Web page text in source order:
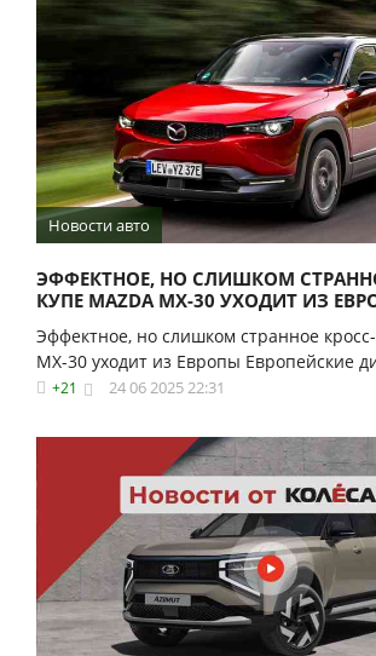
Новости авто
ЭФФЕКТНОЕ, НО СЛИШКОМ
КУПЕ MAZDA MX-30 УХОДИТ ИЗ
Эффектное, но слишком странное
MX-30 уходит из Европы Европейские
+21 24 06 2025 22:31